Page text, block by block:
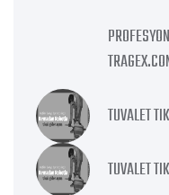
TUVALET
TUVALET